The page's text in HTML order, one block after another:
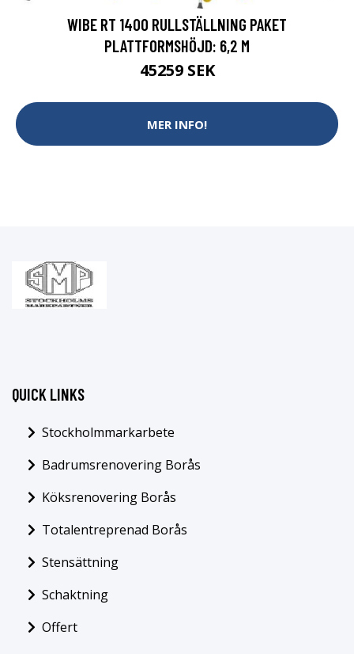
WIBE RT 1400 RULLSTÄLLNING PAKET
PLATTFORMSHÖJD: 6,2 M
45259 SEK
MER INFO!
QUICK LINKS
Stockholmmarkarbete
Badrumsrenovering Borås
Köksrenovering Borås
Totalentreprenad Borås
Stensättning
Schaktning
Offert